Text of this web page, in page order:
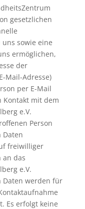
gesetzlichen
sowie eine
ermöglichen,
der
Mail-Adresse)
per E-Mail
mit dem
e.V.
Person
Daten
freiwilliger
an das
e.V.
Daten werden für
Es erfolgt keine